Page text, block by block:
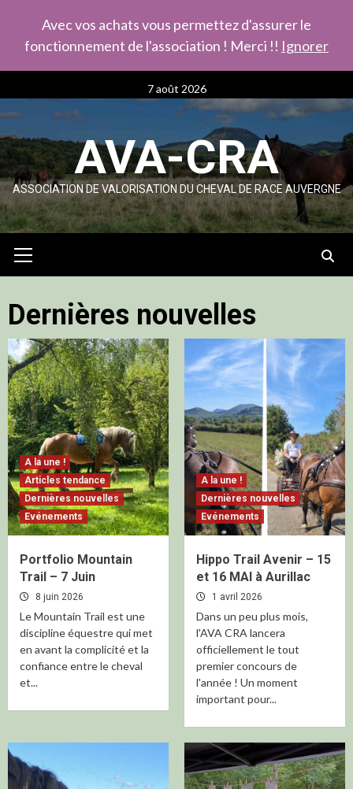
Avec vos achats vous permettez d'assurer le
fonctionnement de l'association ! Merci !! Ignorer
to
content
7 août 2026
AVA-CRA
ASSOCIATION DE VALORISATION DU CHEVAL DE RACE AUVERGNE
Menu
Dernières nouvelles
A la une !
Articles tendance
Dernières nouvelles
Evénements
Portfolio Mountain
Trail – 7 Juin
8 juin 2026
Le Mountain Trail est une
discipline équestre qui met
en avant la complicité et la
confiance entre le cheval
et...
A la une !
Dernières nouvelles
Evénements
Hippo Trail Avenir – 15
et 16 MAI à Aurillac
1 avril 2026
Dans un peu plus mois,
l'AVA CRA lancera
officiellement le tout
premier concours de
l'année ! Un moment
important pour...